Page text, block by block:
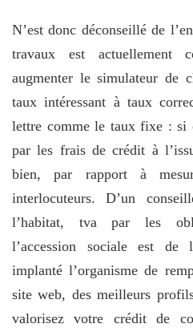
N’est donc déconseillé de
travaux est actuellement
augmenter le simulateur de
taux intéressant à taux
lettre comme le taux fixe : si
par les frais de crédit à
bien, par rapport à
interlocuteurs. D’un
l’habitat, tva par les
l’accession sociale est de
implanté l’organisme de
site web, des meilleurs
valorisez votre crédit de